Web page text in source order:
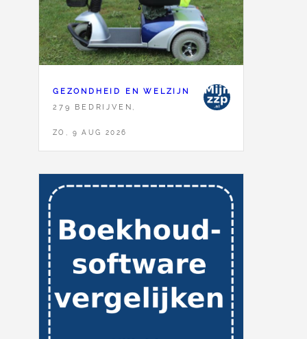
GEZONDHEID EN WELZIJN
279 BEDRIJVEN,
ZO, 9 AUG 2026